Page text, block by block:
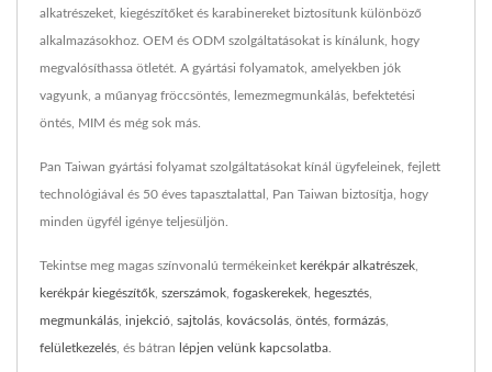
alkatrészeket, kiegészítőket és karabinereket biztosítunk különböző
alkalmazásokhoz. OEM és ODM szolgáltatásokat is kínálunk, hogy
megvalósíthassa ötletét. A gyártási folyamatok, amelyekben jók
vagyunk, a műanyag fröccsöntés, lemezmegmunkálás, befektetési
öntés, MIM és még sok más.
Pan Taiwan gyártási folyamat szolgáltatásokat kínál ügyfeleinek, fejlett
technológiával és 50 éves tapasztalattal, Pan Taiwan biztosítja, hogy
minden ügyfél igénye teljesüljön.
Tekintse meg magas színvonalú termékeinket kerékpár alkatrészek
kerékpár kiegészítők szerszámok fogaskerekek hegesztés
megmunkálás injekció sajtolás kovácsolás öntés formázás
felületkezelés , és bátran lépjen velünk kapcsolatba